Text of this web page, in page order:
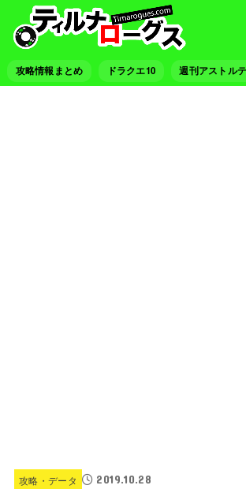
攻略情報まとめ ドラクエ10 週刊アストル
攻略・データ 2019.10.28